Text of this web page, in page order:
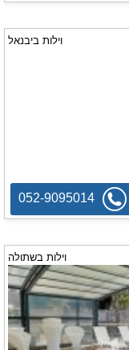
וילות ביבנאל
052-9095014
וילות בשתולה